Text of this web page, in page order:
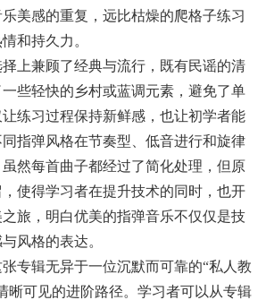
美感的重复，远比枯燥的爬格子练习
和持久力。
上兼顾了经典与流行，既有民谣的清
些轻快的乡村或蓝调元素，避免了单
练习过程保持新鲜感，也让初学者能
指弹风格在节奏型、低音进行和旋律
然每首曲子都经过了简化处理，但原
使得学习者在提升技术的同时，也开
旅，明白优美的指弹音乐不仅仅是技
风格的表达。
专辑无异于一位沉默而可靠的“私人教
晰可见的进阶路径。学习者可以从专辑